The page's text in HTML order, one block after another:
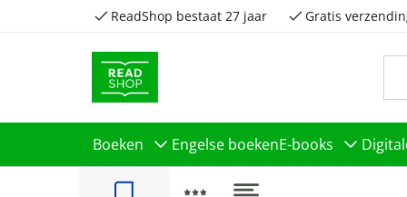
ReadShop bestaat 27 jaar Gratis
Boeken Engelse boekenE-books